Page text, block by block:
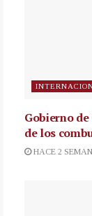
Gobierno
de los
HACE 2